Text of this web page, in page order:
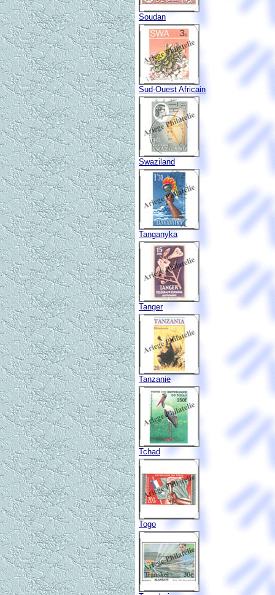
Soudan
Sud-Ouest Africain
Swaziland
Tanganyka
Tanger
Tanzanie
Tchad
Togo